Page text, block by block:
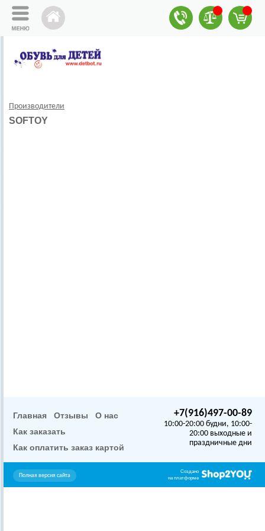
Производители
SOFTOY
+7(916)497-00-89
10:00-20:00 будни, 10:00-
20:00 выходные и
праздничные дни
Главная Отзывы
О нас
Как заказать
Как оплатить заказ картой
Создано
на платформе
Полная версия сайта